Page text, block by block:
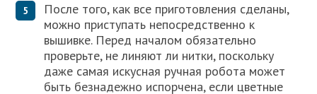
После того, как все приготовления сделаны,
можно приступать непосредственно к
вышивке. Перед началом обязательно
проверьте, не линяют ли нитки, поскольку
даже самая искусная ручная робота может
быть безнадежно испорчена, если цветные